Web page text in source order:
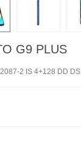
G9 PLUS
2 IS 4+128 DD DS